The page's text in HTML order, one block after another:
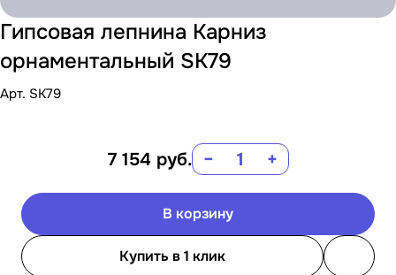
Гипсовая лепнина Карниз
орнаментальный SK79
Арт. SK79
7 154 руб. − +
В корзину
Купить в 1 клик